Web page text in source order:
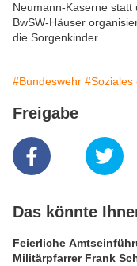
Neumann-Kaserne
BwSW-Häuser
die Sorgenkinder.
#Bundeswehr #Soziales
Freigabe
Das könnte
Feierliche
Militärpfarrer Frank